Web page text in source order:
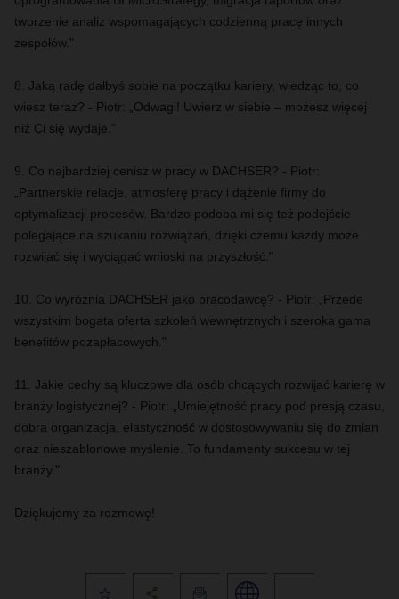
tworzenie analiz wspomagających codzienną pracę innych
zespołów."
8. Jaką radę dałbyś sobie na początku kariery, wiedząc to, co
wiesz teraz? - Piotr: „Odwagi! Uwierz w siebie – możesz więcej
niż Ci się wydaje.”
9. Co najbardziej cenisz w pracy w DACHSER? - Piotr:
„Partnerskie relacje, atmosferę pracy i dążenie firmy do
optymalizacji procesów. Bardzo podoba mi się też podejście
polegające na szukaniu rozwiązań, dzięki czemu każdy może
rozwijać się i wyciągać wnioski na przyszłość."
10. Co wyróżnia DACHSER jako pracodawcę? - Piotr: „Przede
wszystkim bogata oferta szkoleń wewnętrznych i szeroka gama
benefitów pozapłacowych."
11. Jakie cechy są kluczowe dla osób chcących rozwijać karierę w
branży logistycznej? - Piotr: „Umiejętność pracy pod presją czasu,
dobra organizacja, elastyczność w dostosowywaniu się do zmian
oraz nieszablonowe myślenie. To fundamenty sukcesu w tej
branży."
Dziękujemy za rozmowę!